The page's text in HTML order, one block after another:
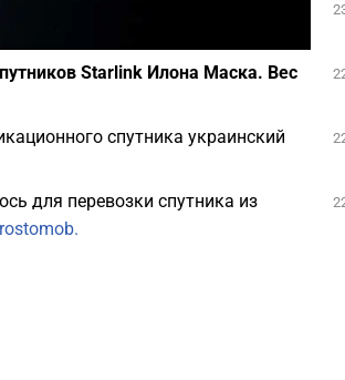
Starlink Илона Маска. Вес
спутника украинский
для перевозки спутника из